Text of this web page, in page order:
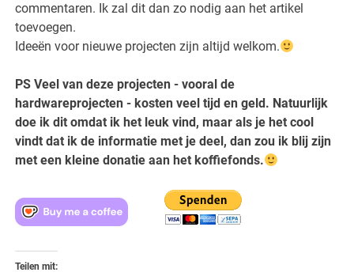
commentaren. Ik zal dit dan zo nodig aan het artikel
toevoegen.
Ideeën voor nieuwe projecten zijn altijd welkom.
PS Veel van deze projecten - vooral de
hardwareprojecten - kosten veel tijd en geld. Natuurlijk
doe ik dit omdat ik het leuk vind, maar als je het cool
vindt dat ik de informatie met je deel, dan zou ik blij zijn
met een kleine donatie aan het koffiefonds.
Teilen mit: